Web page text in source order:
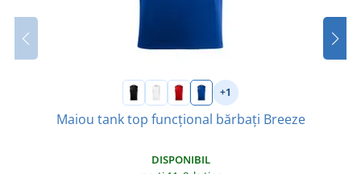
+1
Maiou tank top funcțional bărbați Breeze
DISPONIBIL